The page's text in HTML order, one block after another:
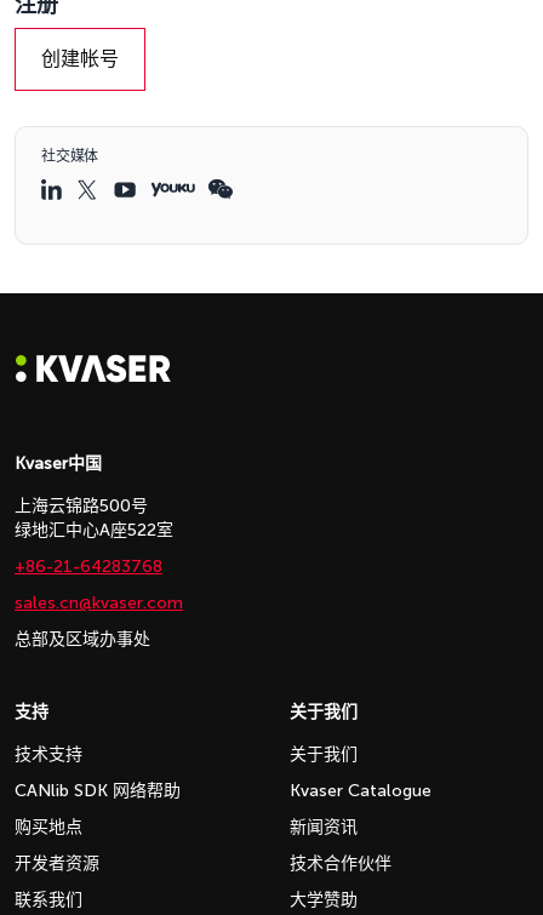
创建帐号
社交媒体
Kvaser中国
上海云锦路500号
绿地汇中心A座522室
+86-21-64283768
sales.cn@kvaser.com
总部及区域办事处
支持
技术支持
CANlib SDK 网络帮助
购买地点
开发者资源
联系我们
关于我们
关于我们
Kvaser Catalogue
新闻资讯
技术合作伙伴
大学赞助